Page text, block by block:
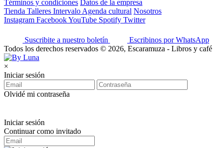
Términos y condiciones Datos de la empresa
Tienda Talleres Intervalo Agenda cultural Nosotros
Instagram FacebookYouTube Spotify Twitter
Suscribite a nuestro boletín
Escribinos por WhatsApp
Todos los derechos reservados © 2026, Escaramuza - Libros y café
×
Iniciar sesión
Olvidé mi contraseña
Iniciar sesión
Continuar como invitado